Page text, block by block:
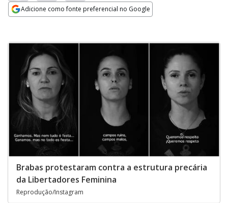
Adicione como fonte preferencial no Google
Brabas protestaram contra a estrutura precária
da Libertadores Feminina
Reprodução/Instagram